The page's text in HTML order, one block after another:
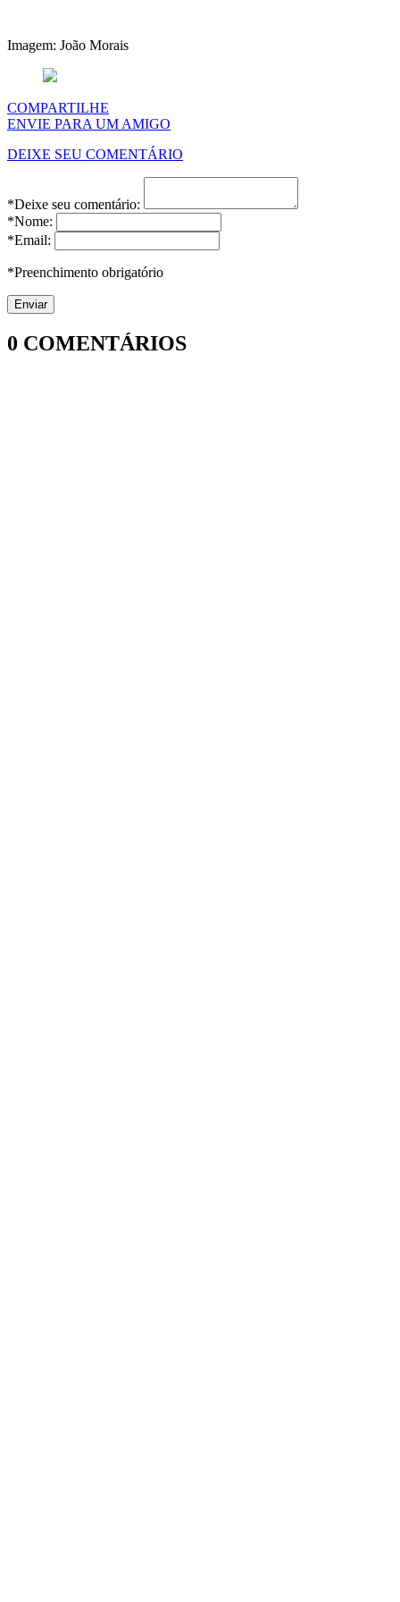
Imagem: João Morais
COMPARTILHE
ENVIE PARA UM AMIGO
DEIXE SEU COMENTÁRIO
*Deixe seu comentário:
*Nome:
*Email:
*Preenchimento obrigatório
0 COMENTÁRIOS